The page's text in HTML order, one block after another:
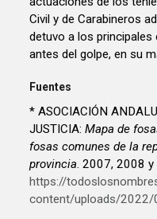
Civil y de Carabineros
detuvo a los
antes del golpe, en su
Fuentes
* ASOCIACIÓN
JUSTICIA:Mapa de
fosas comunes de la
provincia. 2007, 2008 y
https://
content/uploads/